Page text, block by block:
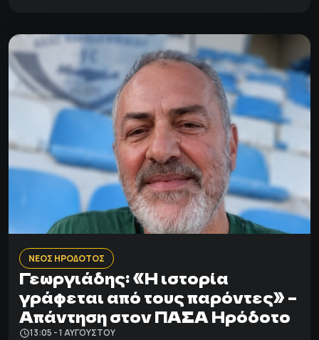
ΝΕΟΣ ΗΡΟΔΟΤΟΣ
Γεωργιάδης: «Η ιστορία
γράφεται από τους παρόντες» –
Απάντηση στον ΠΑΣΑ Ηρόδοτο
13:05 - 1 ΑΥΓΟΎΣΤΟΥ